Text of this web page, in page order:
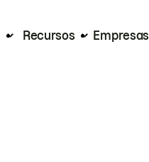
Recursos Empresas